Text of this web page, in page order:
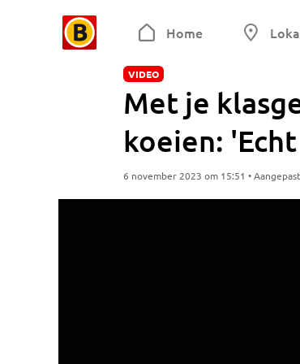
Home
VIDEO
Met je
koeien:
6 november 2023 om 15:51 •